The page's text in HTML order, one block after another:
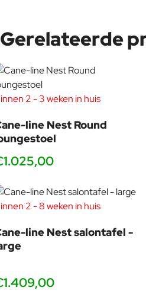
een gezonde ontwikkeling voor
Door het indrukwekkende gebruik
Gerelateerde
2 - 3 weken in huis
line Nest Round
2 - 8 weken in huis
line Nest salontafel -